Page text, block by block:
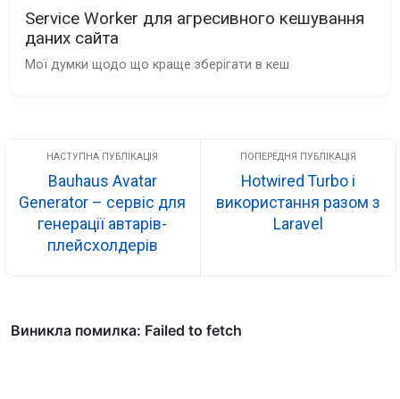
Service Worker для агресивного кешування
даних сайта
Мої думки щодо що краще зберігати в кеш
Bauhaus Avatar
Generator – сервіс для
генерації автарів-
плейсхолдерів
Hotwired Turbo і
використання разом з
Laravel